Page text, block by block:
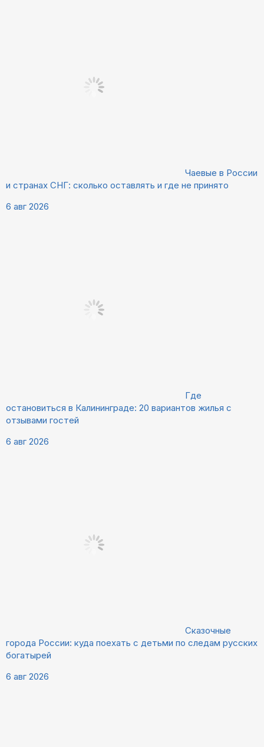
Чаевые в России
и странах СНГ: сколько оставлять и где не принято
6 авг 2026
Где
остановиться в Калининграде: 20 вариантов жилья с
отзывами гостей
6 авг 2026
Сказочные
города России: куда поехать с детьми по следам русских
богатырей
6 авг 2026